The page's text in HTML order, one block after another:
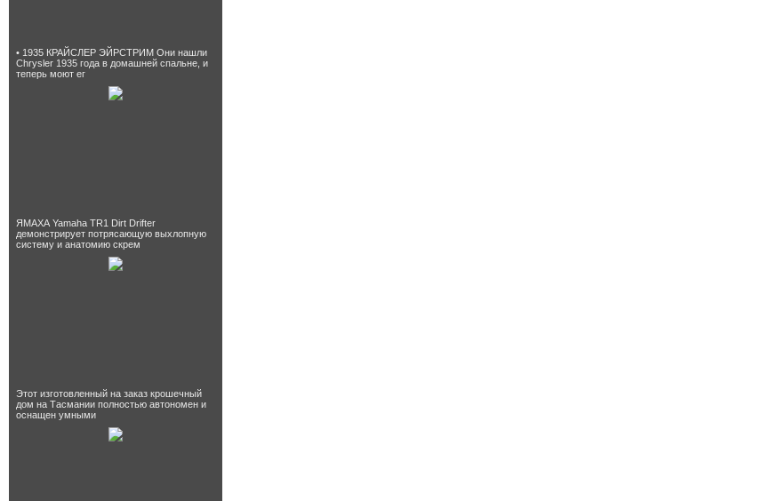
• 1935 КРАЙСЛЕР ЭЙРСТРИМ Они нашли
Chrysler 1935 года в домашней спальне, и
теперь моют ег
ЯМАХА Yamaha TR1 Dirt Drifter
демонстрирует потрясающую выхлопную
систему и анатомию скрем
Этот изготовленный на заказ крошечный
дом на Тасмании полностью автономен и
оснащен умными